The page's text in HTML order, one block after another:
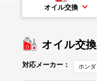
オイル交換
オイル交換
対応メーカー： ホンダ